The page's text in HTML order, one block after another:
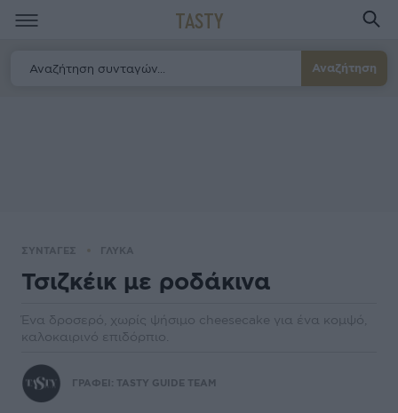
TASTY
Αναζήτηση
ΣΥΝΤΑΓΕΣ ΓΛΥΚΑ
Τσιζκέικ με ροδάκινα
Ένα δροσερό, χωρίς ψήσιμο cheesecake για ένα κομψό,
καλοκαιρινό επιδόρπιο.
ΓΡΑΦΕΙ: TASTY GUIDE TEAM